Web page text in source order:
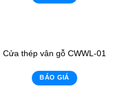
Cửa thép vân gỗ CWWL-01
BÁO GIÁ